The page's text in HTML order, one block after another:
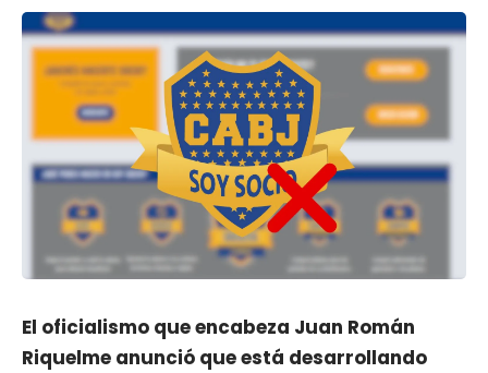
El oficialismo que encabeza Juan Román
Riquelme anunció que está desarrollando